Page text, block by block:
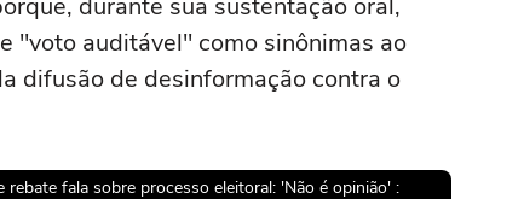
durante sua sustentação oral,
"voto auditável" como sinônimas ao
difusão de desinformação contra o
fala sobre processo eleitoral: 'Não é opinião' :